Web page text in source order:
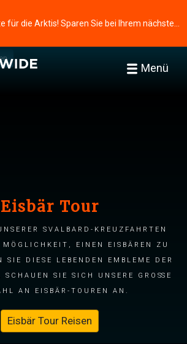
Menü
Eisbär Tour
Svalbard-Kreuzfahrten
Möglichkeit, einen Eisbären zu
Sie diese lebenden Embleme der
Sie sich unsere große
an Eisbär-Touren an.
Eisbär Tour Reisen